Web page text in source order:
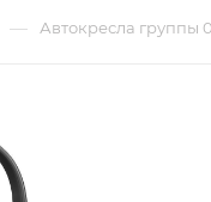
— Автокресла группы